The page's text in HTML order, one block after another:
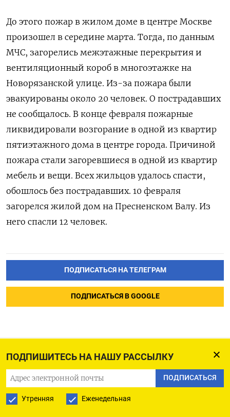
ПОДПИШИТЕСЬ НА НАШУ РАССЫЛКУ
ПОДПИСАТЬСЯ
Утренняя Еженедельная
До этого пожар в жилом доме в центре Москве
произошел в середине марта. Тогда, по данным
МЧС, загорелись межэтажные перекрытия и
вентиляционный короб в многоэтажке на
Новорязанской улице. Из-за пожара были
эвакуированы около 20 человек. О пострадавших
не сообщалось. В конце февраля пожарные
ликвидировали возгорание в одной из квартир
пятиэтажного дома в центре города. Причиной
пожара стали загоревшиеся в одной из квартир
мебель и вещи. Всех жильцов удалось спасти,
обошлось без пострадавших. 10 февраля
загорелся жилой дом на Пресненском Валу. Из
него спасли 12 человек.
ПОДПИСАТЬСЯ НА ТЕЛЕГРАМ
ПОДПИСАТЬСЯ В GOOGLE
Число буровых установок
в США снизилось впервые
за 3 недели -- Baker